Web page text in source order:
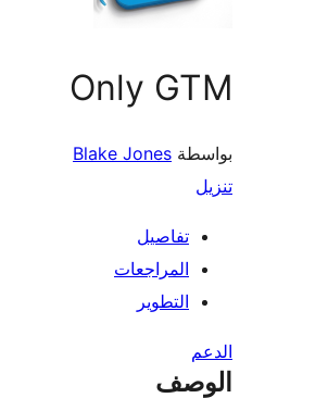
Only
Blake Jones